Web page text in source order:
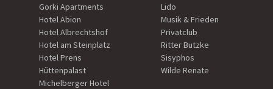
Gorki Apartments
Hotel Abion
Hotel Albrechtshof
Hotel am Steinplatz
Hotel Prens
Hüttenpalast
Michelberger Hotel
Lido
Musik & Frieden
Privatclub
Ritter Butzke
Sisyphos
Wilde Renate